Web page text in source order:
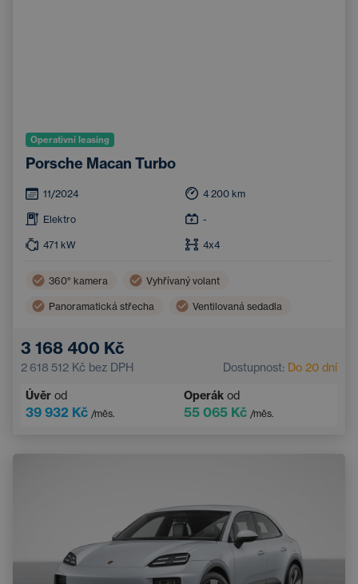
Operativní leasing
Porsche Macan Turbo
11/2024 4 200 km
Elektro -
471 kW 4x4
360° kamera Vyhřívaný volant
Panoramatická střecha Ventilovaná sedadla
Zatmavená okna
3 168 400 Kč
2 618 512 Kč bez DPH Dostupnost: Do 20 dní
Úvěr od
39 932 Kč /měs.
Operák od
55 065 Kč /měs.